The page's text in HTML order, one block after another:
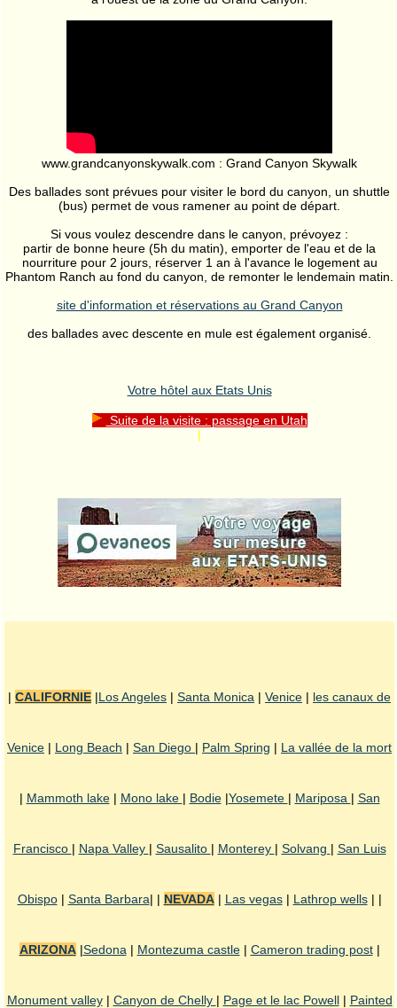
www.grandcanyonskywalk.com : Grand Canyon Skywalk
Des ballades sont prévues pour visiter le bord du canyon, un shuttle
(bus) permet de vous ramener au point de départ.
Si vous voulez descendre dans le canyon, prévoyez :
partir de bonne heure (5h du matin), emporter de l'eau et de la
nourriture pour 2 jours, réserver 1 an à l'avance le logement au
Phantom Ranch au fond du canyon, de remonter le lendemain matin.
site d'information et réservations au Grand Canyon
des ballades avec descente en mule est également organisé.
Votre hôtel aux Etats Unis
Suite de la visite : passage en Utah
|
| CALIFORNIE |Los Angeles | Santa Monica | Venice | les canaux de
Venice | Long Beach | San Diego | Palm Spring | La vallée de la mort
| Mammoth lake| Mono lake | Bodie|Yosemete | Mariposa | San
Francisco | Napa Valley | Sausalito | Monterey | Solvang | San Luis
Obispo| Santa Barbara| | NEVADA| Las vegas| Lathrop wells| |
ARIZONA|Sedona | Montezuma castle| Cameron trading post|
Monument valley| Canyon de Chelly | Page et le lac Powell| Painted